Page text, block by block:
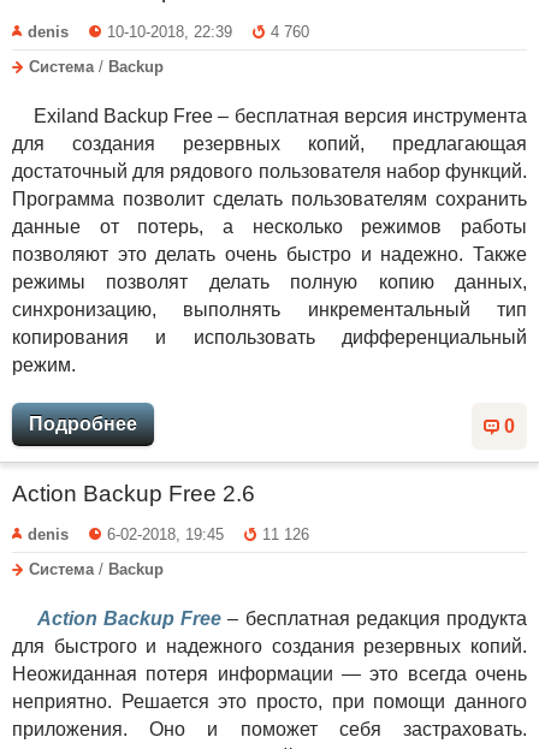
denis 10-10-2018, 22:39
4 760
Система / Backup
Exiland Backup Free – бесплатная версия инструмента
для создания резервных копий, предлагающая
достаточный для рядового пользователя набор функций.
Программа позволит сделать пользователям сохранить
данные от потерь, а несколько режимов работы
позволяют это делать очень быстро и надежно. Также
режимы позволят делать полную копию данных,
синхронизацию, выполнять инкрементальный тип
копирования и использовать дифференциальный
режим.
0
Подробнее
Action Backup Free 2.6
denis 6-02-2018, 19:45
11 126
Система/ Backup
Action Backup Free – бесплатная редакция продукта
для быстрого и надежного создания резервных копий.
Неожиданная потеря информации — это всегда очень
неприятно. Решается это просто, при помощи данного
приложения. Оно и поможет себя застраховать.